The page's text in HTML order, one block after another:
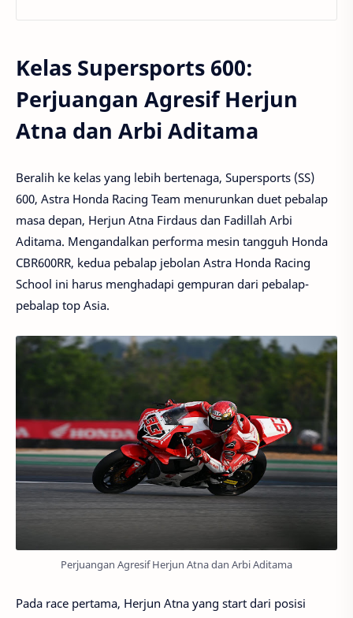
Kelas Supersports 600:
Perjuangan Agresif Herjun
Atna dan Arbi Aditama
Beralih ke kelas yang lebih bertenaga, Supersports (SS)
600, Astra Honda Racing Team menurunkan duet pebalap
masa depan, Herjun Atna Firdaus dan Fadillah Arbi
Aditama. Mengandalkan performa mesin tangguh Honda
CBR600RR, kedua pebalap jebolan Astra Honda Racing
School ini harus menghadapi gempuran dari pebalap-
pebalap top Asia.
Perjuangan Agresif Herjun Atna dan Arbi Aditama
Pada race pertama, Herjun Atna yang start dari posisi